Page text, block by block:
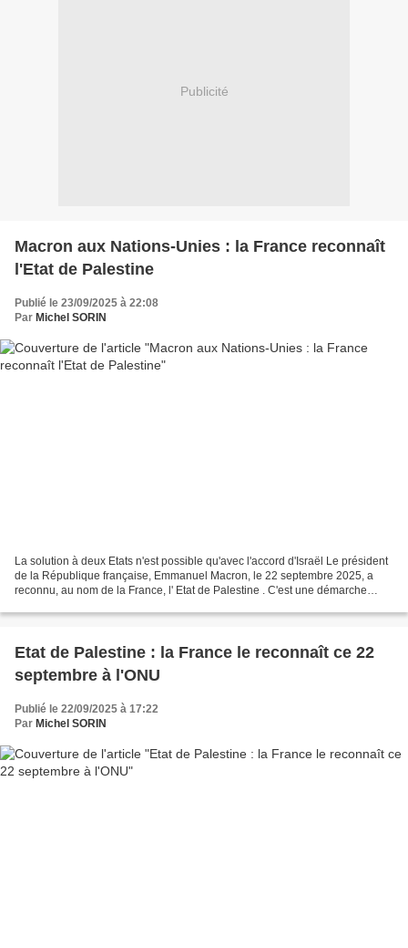
Publicité
Macron aux Nations-Unies : la France reconnaît
l'Etat de Palestine
Publié le 23/09/2025 à 22:08
Par Michel SORIN
La solution à deux Etats n'est possible qu'avec l'accord d'Israël Le président
de la République française, Emmanuel Macron, le 22 septembre 2025, a
reconnu, au nom de la France, l' Etat de Palestine . C'est une démarche
Etat de Palestine : la France le reconnaît ce 22
septembre à l'ONU
Publié le 22/09/2025 à 17:22
Par Michel SORIN